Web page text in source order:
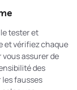
tester et
et vérifiez chaque
assurer de
des
fausses